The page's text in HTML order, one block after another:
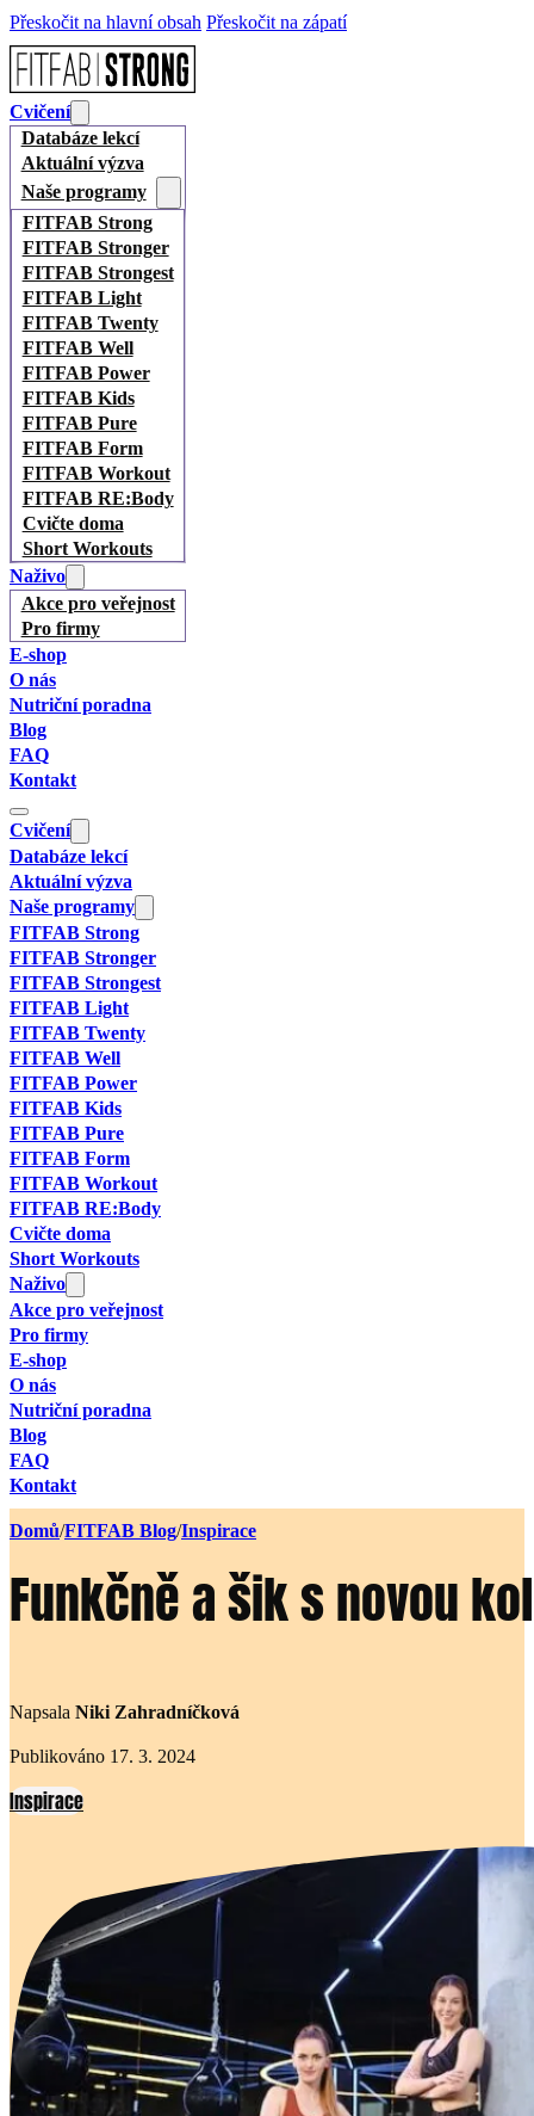
Přeskočit na hlavní obsah Přeskočit na zápatí
Cvičení
Databáze lekcí
Aktuální výzva
Naše programy
FITFAB Strong
FITFAB Stronger
FITFAB Strongest
FITFAB Light
FITFAB Twenty
FITFAB Well
FITFAB Power
FITFAB Kids
FITFAB Pure
FITFAB Form
FITFAB Workout
FITFAB RE:Body
Cvičte doma
Short Workouts
Naživo
Akce pro veřejnost
Pro firmy
E-shop
O nás
Nutriční poradna
Blog
FAQ
Kontakt
Cvičení
Databáze lekcí
Aktuální výzva
Naše programy
FITFAB Strong
FITFAB Stronger
FITFAB Strongest
FITFAB Light
FITFAB Twenty
FITFAB Well
FITFAB Power
FITFAB Kids
FITFAB Pure
FITFAB Form
FITFAB Workout
FITFAB RE:Body
Cvičte doma
Short Workouts
Naživo
Akce pro veřejnost
Pro firmy
E-shop
O nás
Nutriční poradna
Blog
FAQ
Kontakt
Domů/FITFAB Blog/Inspirace
Funkčně a šik s novou
Napsala Niki Zahradníčková
Publikováno 17. 3. 2024
Inspirace